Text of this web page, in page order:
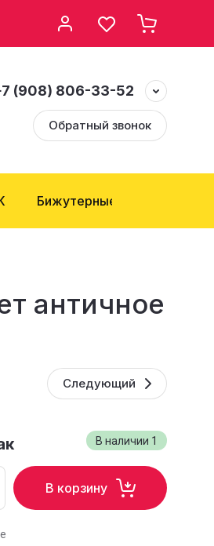
и Обмен
(908) 806-33-52
Обратный звонок
Бижутерные компоненты
античное
Следующий
В наличии 1
В корзину